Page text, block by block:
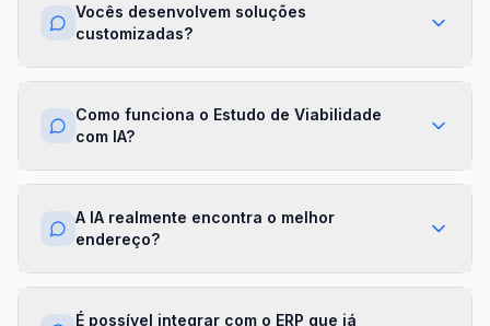
Vocês desenvolvem soluções
customizadas?
Sim. Além dos módulos prontos, criamos
algoritmos proprietários e APIs sob demanda.
sua franqueadora.
Como funciona o Estudo de Viabilidade
com IA?
Nossa IA cruza dados de mercado,
financeiras para gerar um score de viabilidade
por região. Você recebe um relatório completo
com recomendações em minutos.
A IA realmente encontra o melhor
endereço?
Sim. O módulo de Geolocalização cruza fluxo
É possível integrar com o ERP que já